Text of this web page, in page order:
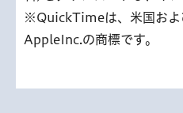
※QuickTimeは、米国およ
AppleInc.の商標です。